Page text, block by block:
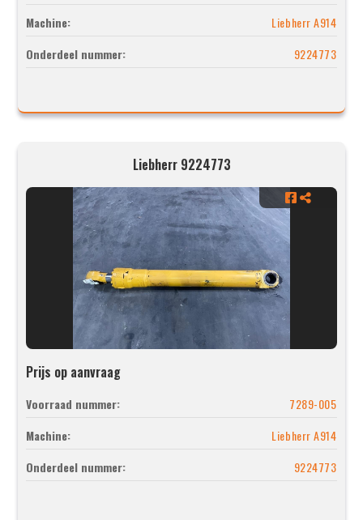
Machine:
Liebherr A914
Onderdeel nummer:
9224773
Liebherr 9224773
Prijs op aanvraag
Voorraad nummer:
7289-005
Machine:
Liebherr A914
Onderdeel nummer:
9224773